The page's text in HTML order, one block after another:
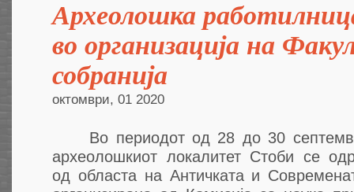
Археолошка
во организација на
собранија
октомври, 01 2020
Во периодот од 28 до 30
археолошкиот локалитет Стоби се
од областа на Античката и